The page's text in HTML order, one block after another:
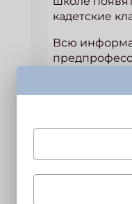
кадетские
Всю